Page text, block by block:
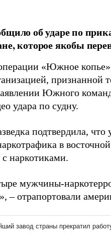
об ударе по
которое якобы
«Южное
признанной
Южного
удара по судну.
подтвердила,
в
с наркотиками.
мужчины-
отрапортовали